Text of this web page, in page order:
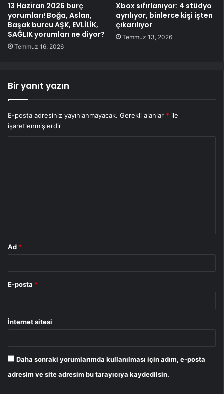
13 Haziran 2026 burç
yorumları! Boğa, Aslan,
Başak burcu AŞK, EVLİLİK,
SAĞLIK yorumları ne diyor?
Temmuz 16, 2026
Xbox sıfırlanıyor: 4 stüdyo
ayrılıyor, binlerce kişi işten
çıkarılıyor
Temmuz 13, 2026
Bir yanıt yazın
E-posta adresiniz yayınlanmayacak. Gerekli alanlar * ile
işaretlenmişlerdir
Ad *
E-posta *
İnternet sitesi
Daha sonraki yorumlarımda kullanılması için adım, e-posta
adresim ve site adresim bu tarayıcıya kaydedilsin.